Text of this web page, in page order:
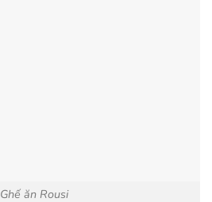
Ghế ăn Rousi